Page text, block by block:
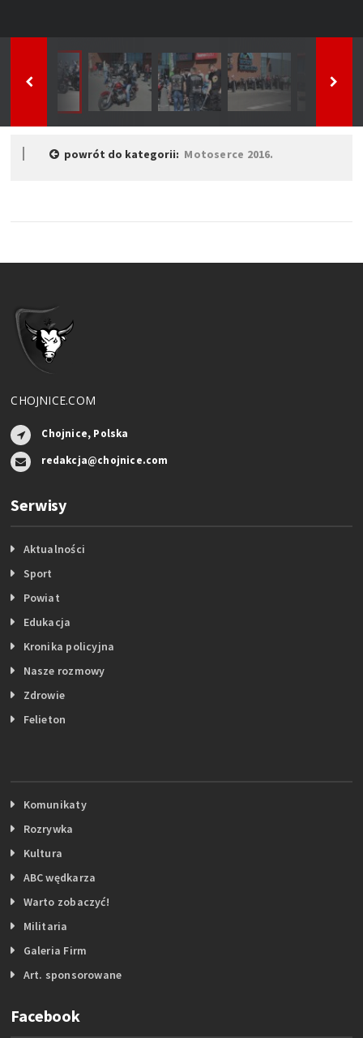
powrót do kategorii: Motoserce 2016.
CHOJNICE.COM
Chojnice, Polska
redakcja@chojnice.com
Serwisy
Aktualności
Sport
Powiat
Edukacja
Kronika policyjna
Nasze rozmowy
Zdrowie
Felieton
Komunikaty
Rozrywka
Kultura
ABC wędkarza
Warto zobaczyć!
Militaria
Galeria Firm
Art. sponsorowane
Facebook